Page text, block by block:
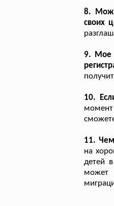
8.
своих
9. Мое
10.
11. Чем
на
детей
может